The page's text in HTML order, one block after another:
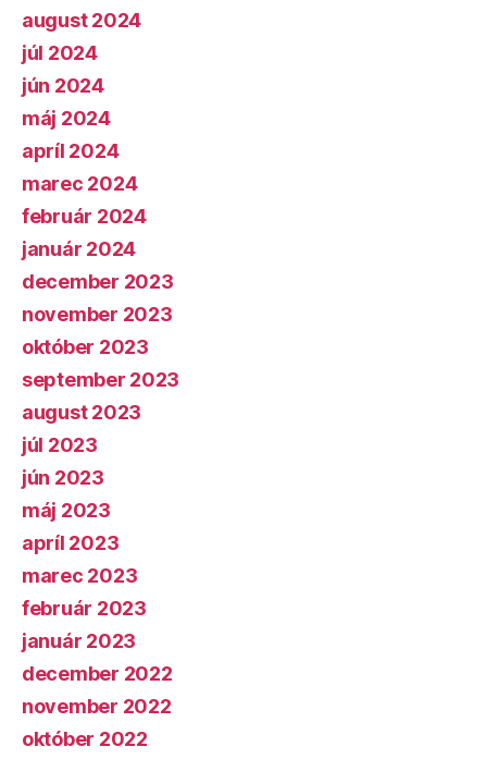
august 2024
júl 2024
jún 2024
máj 2024
apríl 2024
marec 2024
február 2024
január 2024
december 2023
november 2023
október 2023
september 2023
august 2023
júl 2023
jún 2023
máj 2023
apríl 2023
marec 2023
február 2023
január 2023
december 2022
november 2022
október 2022